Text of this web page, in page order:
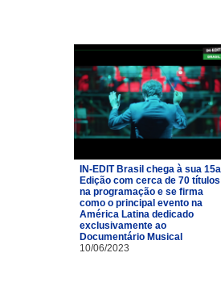
IN-EDIT Brasil chega à sua 15a
Edição com cerca de 70 títulos
na programação e se firma
como o principal evento na
América Latina dedicado
exclusivamente ao
Documentário Musical
10/06/2023